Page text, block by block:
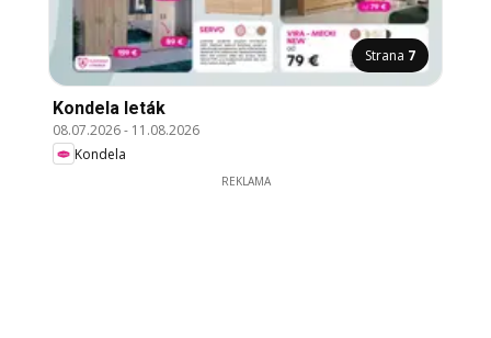
Strana 7
Kondela leták
08.07.2026- 11.08.2026
Kondela
REKLAMA